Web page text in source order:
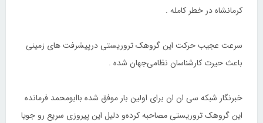
ﮐﺮﻣﺎﻧﺸﺎﻩ ﺩﺭ ﺧﻄﺮ ﮐﺎﻣﻠﻪ .
ﺳﺮﻋﺖ ﻋﺠﯿﺐ ﺣﺮﮐﺖ ﺍﯾﻦ ﮔﺮﻭﻫﮏ ﺗﺮﻭﺭﯾﺴﺘﯽ ﺩﺭﭘﯿﺸﺮﻓﺖ ﻫﺎﯼ ﺯﻣﯿﻨﯽ
ﺑﺎﻋﺚ ﺣﯿﺮﺕ ﮐﺎﺭﺷﻨﺎﺳﺎﻥ ﻧﻈﺎﻣﯽﺟﻬﺎﻥ ﺷﺪﻩ .
ﺧﺒﺮﻧﮕﺎﺭ ﺷﺒﮑﻪ ﺳﯽ ﺍﻥ ﺍﻥ ﺑﺮﺍﯼ ﺍﻭﻟﯿﻦ ﺑﺎﺭ ﻣﻮﻓﻖ ﺷﺪﻩ ﺑﺎﺍﺑﻮﻣﺤﻤﺪ ﻓﺮﻣﺎﻧﺪﻩ
ﺍﯾﻦ ﮔﺮﻭﻫﮏ ﺗﺮﻭﺭﯾﺴﺘﯽ ﻣﺼﺎﺣﺒﻪ ﮐﺮﺩﻩﻭ ﺩﻟﯿﻞ ﺍﯾﻦ ﭘﯿﺮﻭﺯﯼ ﺳﺮﯾﻊ ﺭﻭ ﺟﻮﯾﺎ